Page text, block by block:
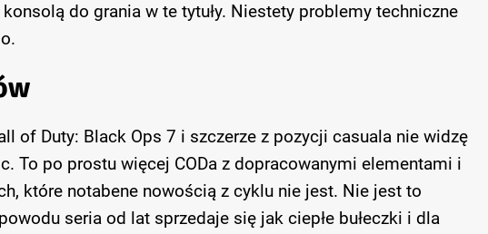
do grania w te tytuły. Niestety problemy techniczne
of Duty: Black Ops 7 i szczerze z pozycji casuala nie widzę
To po prostu więcej CODa z dopracowanymi elementami i
które notabene nowością z cyklu nie jest. Nie jest to
seria od lat sprzedaje się jak ciepłe bułeczki i dla